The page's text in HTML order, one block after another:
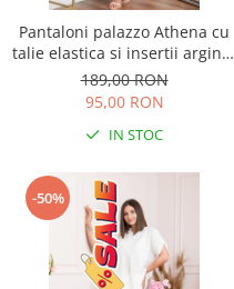
Pantaloni palazzo Athena cu
talie elastica si insertii argintii
- Roz pudrat
189,00 RON
95,00 RON
IN STOC
-50%